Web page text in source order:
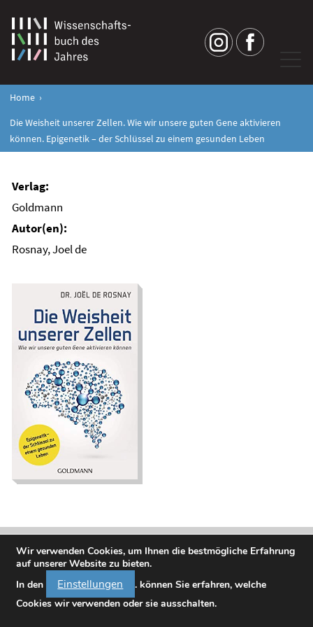
Home
Die Weisheit unserer Zellen. Wie wir unsere guten Gene aktivieren
können. Epigenetik – der Schlüssel zu einem gesunden Leben
Die Weisheit unserer
Zellen. Wie wir
unsere guten Gene
aktivieren können.
Epigenetik – der
Schlüssel zu einem
gesunden Leben
Rosnay, Joel de
Goldmann
Wir verwenden Cookies, um Ihnen die bestmögliche Erfahrung
auf unserer Website zu bieten.
In den
Einstellungen
. können Sie erfahren, welche
Cookies wir verwenden oder sie ausschalten.